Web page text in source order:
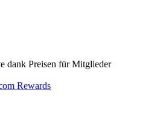
dank Preisen für Mitglieder
Rewards